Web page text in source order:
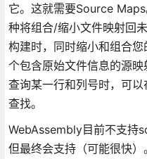
它。这就需要Source Maps
种将组合/缩小文件映射回
构建时，同时缩小和组合
个包含原始文件信息的源
查询某一行和列号时，可
查找。
WebAssembly目前不支持
但最终会支持（可能很快